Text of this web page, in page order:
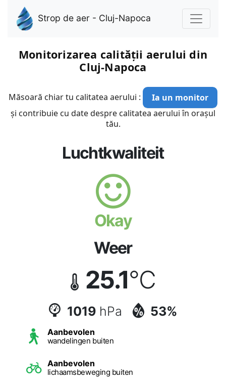
Strop de aer - Cluj-Napoca
Monitorizarea calității aerului din
Cluj-Napoca
Măsoară chiar tu calitatea aerului :
Ia un monitor
și contribuie cu date despre calitatea aerului în orașul
tău.
Luchtkwaliteit
Okay
Weer
25.1°C
1019 hPa 53%
Aanbevolen
wandelingen buiten
Aanbevolen
lichaamsbeweging buiten